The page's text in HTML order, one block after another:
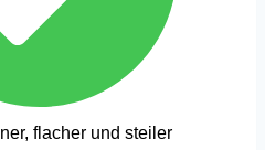
flacher und steiler